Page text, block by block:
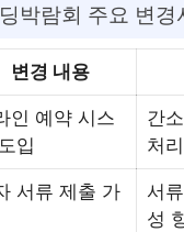
박람회 주요 변경
변경 내용
인 예약 시스
입
간
처리
서류 제출 가
서
성